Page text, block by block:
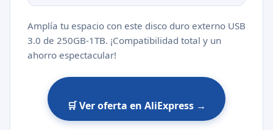
Amplía tu espacio con este disco duro externo USB
3.0 de 250GB-1TB. ¡Compatibilidad total y un
ahorro espectacular!
🛒 Ver oferta en AliExpress →